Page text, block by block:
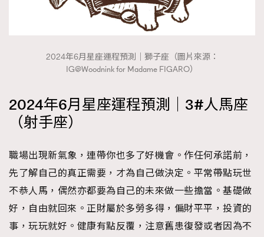
2024年6月星座運程預測｜獅子座（圖片來源：
IG@Woodnink for Madame FIGARO）
2024年6月星座運程預測｜3#人馬座
（射手座）
職場出現新氣象，連帶你也多了好機會。作任何承諾前，
先了解自己的真正需要，才為自己做決定。平常帶點玩世
不恭人馬，偶然亦都要為自己的未來做一些擔當。基礎做
好，自由就回來。正財屬於多勞多得，偏財平平，投資的
事，玩玩就好。健康有點反覆，注意舊患復發或者因為不